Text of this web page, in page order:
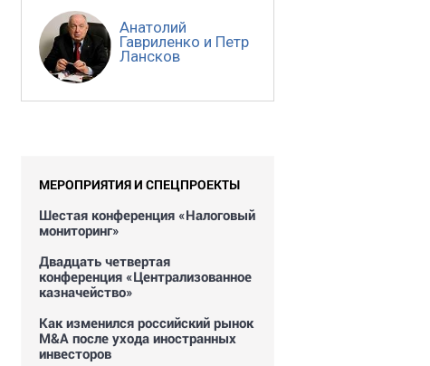
Анатолий
Гавриленко и Петр
Лансков
МЕРОПРИЯТИЯ И СПЕЦПРОЕКТЫ
Шестая конференция «Налоговый
мониторинг»
Двадцать четвертая
конференция «Централизованное
казначейство»
Как изменился российский рынок
M&A после ухода иностранных
инвесторов